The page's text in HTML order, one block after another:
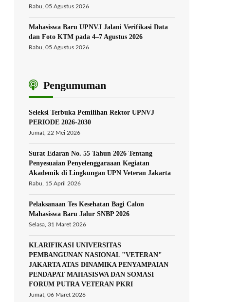
Rabu, 05 Agustus 2026
Mahasiswa Baru UPNVJ Jalani Verifikasi Data
dan Foto KTM pada 4–7 Agustus 2026
Rabu, 05 Agustus 2026
Pengumuman
Seleksi Terbuka Pemilihan Rektor UPNVJ
PERIODE 2026-2030
Jumat, 22 Mei 2026
Surat Edaran No. 55 Tahun 2026 Tentang
Penyesuaian Penyelenggaraaan Kegiatan
Akademik di Lingkungan UPN Veteran Jakarta
Rabu, 15 April 2026
Pelaksanaan Tes Kesehatan Bagi Calon
Mahasiswa Baru Jalur SNBP 2026
Selasa, 31 Maret 2026
KLARIFIKASI UNIVERSITAS
PEMBANGUNAN NASIONAL "VETERAN"
JAKARTA ATAS DINAMIKA PENYAMPAIAN
PENDAPAT MAHASISWA DAN SOMASI
FORUM PUTRA VETERAN PKRI
Jumat, 06 Maret 2026